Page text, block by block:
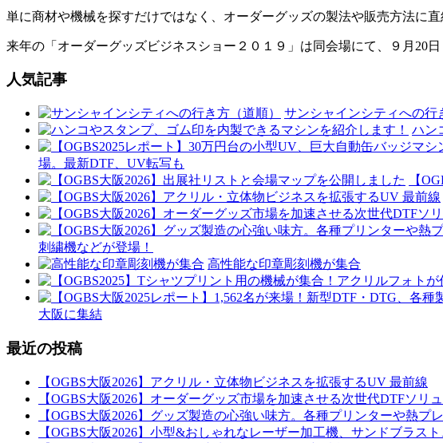
単に商材や機械を探すだけではなく、オーダーグッズの製法や販売方法に
来年の「オーダーグッズビジネスショー２０１９」は同会場にて、９月20
人気記事
サンシャインシティへの行
ハン
場。最新DTF、UV転写も
【
刺繍機などが登場！
高性能な印章彫刻機が集合
大阪に集結
最近の投稿
【OGBS大阪2026】アクリル・立体物ビジネスを拡張するUV 最前線
【OGBS大阪2026】オーダーグッズ市場を加速させる次世代DTFソリ
【OGBS大阪2026】グッズ製造の心強い味方。各種プリンターや熱プ
【OGBS大阪2026】小型&おしゃれなレーザー加工機、サンドブラス